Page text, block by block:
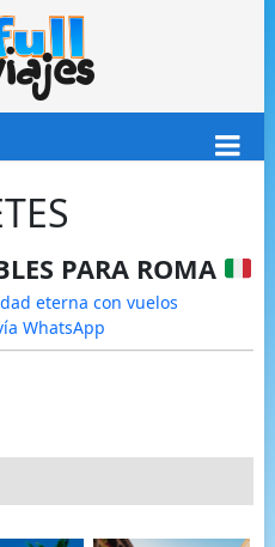
PARA ROMA
eterna con vuelos
WhatsApp